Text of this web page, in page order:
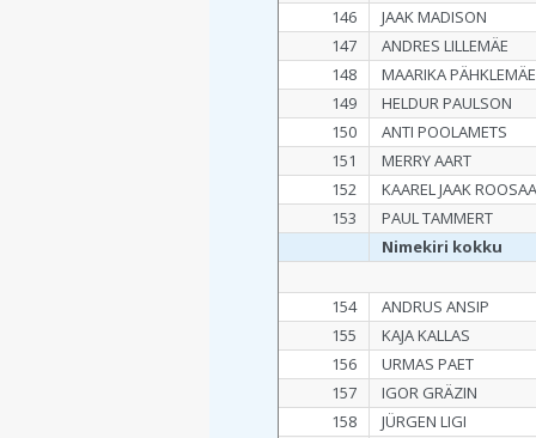
146
JAAK MADISON
147
ANDRES LILLEMÄE
148
MAARIKA PÄHKLEMÄE
149
HELDUR PAULSON
150
ANTI POOLAMETS
151
MERRY AART
152
KAAREL JAAK
153
PAUL TAMMERT
Nimekiri kokku
154
ANDRUS ANSIP
155
KAJA KALLAS
156
URMAS PAET
157
IGOR GRÄZIN
158
JÜRGEN LIGI